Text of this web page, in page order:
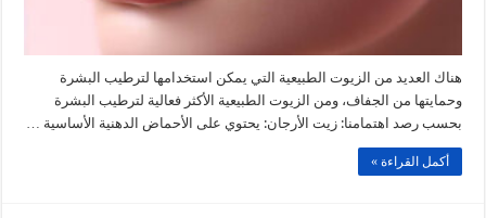
هناك العديد من الزيوت الطبيعية التي يمكن استخدامها لترطيب البشرة
وحمايتها من الجفاف، ومن الزيوت الطبيعية الأكثر فعالية لترطيب البشرة
بحسب رصد اهتمامنا: زيت الأرجان: يحتوي على الأحماض الدهنية الأساسية …
أكمل القراءة »